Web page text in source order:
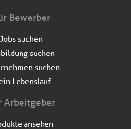
Bewerber
Jobs suchen
suchen
suchen
Lebenslauf
Arbeitgeber
ansehen